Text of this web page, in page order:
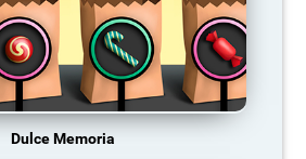
Dulce Memoria